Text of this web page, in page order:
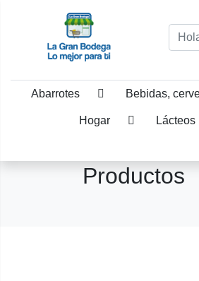
Abarrotes Bebidas,
Hogar Lácteos
Productos